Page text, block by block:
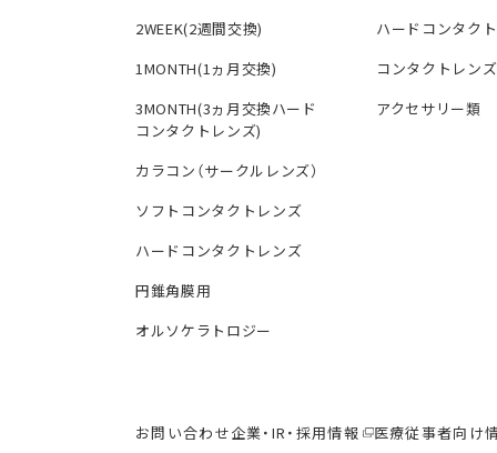
2WEEK(2週間交換)
1MONTH(1ヵ月交換)
3MONTH(3ヵ月交換ハード
コンタクトレンズ)
カラコン（サークルレンズ）
ソフトコンタクトレンズ
ハードコンタクトレンズ
円錐角膜用
オルソケラトロジー
ハードコンタク
コンタクトレン
アクセサリー類
お問い合わせ企業・IR・採用情報 医療従事者向け